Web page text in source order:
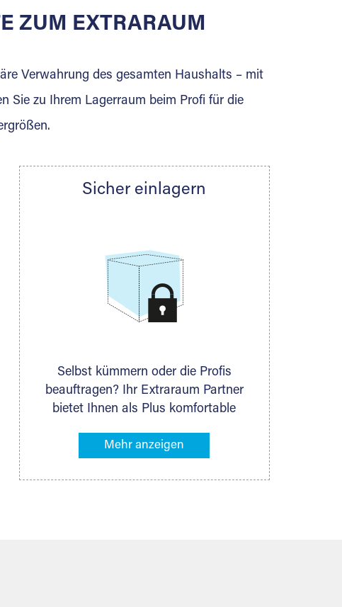
Werden Sie jetzt Extraraum Partner und
ZUM EXTRARAUM
Verwahrung des gesamten Haushalts – mit
Sie zu Ihrem Lagerraum beim Profi für die
Sicher einlagern
Selbst kümmern oder die Profis
beauftragen? Ihr Extraraum Partner
bietet Ihnen als Plus komfortable
besonders bequem machen. Dazu
Lieferung von Packmaterial sowie